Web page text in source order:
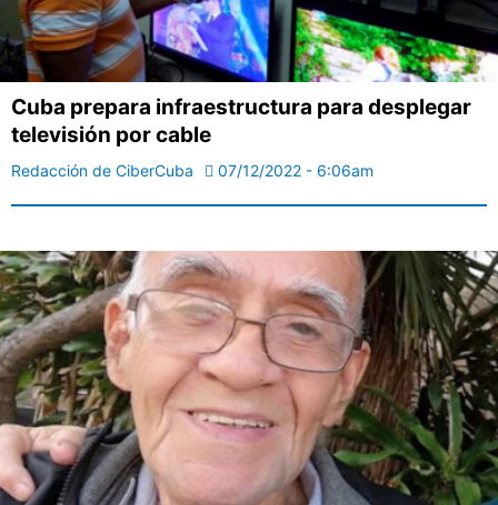
Cuba prepara infraestructura para desplegar
televisión por cable
Redacción de CiberCuba 07/12/2022 - 6:06am